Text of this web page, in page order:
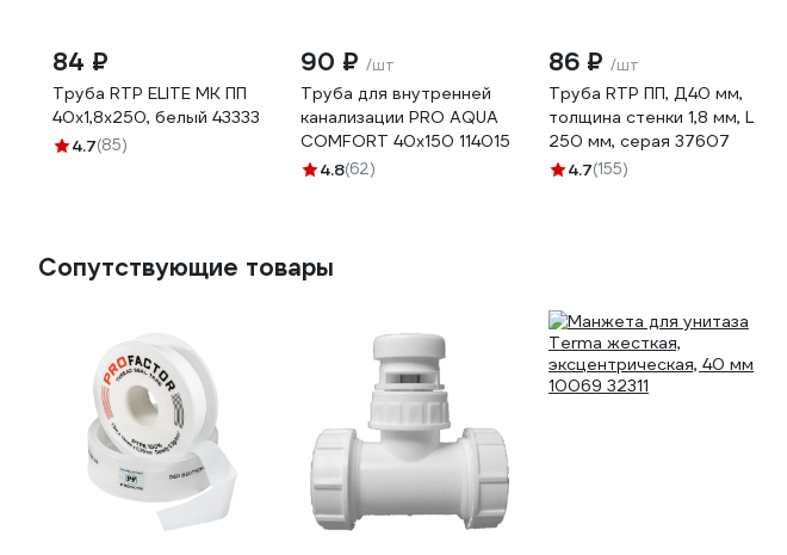
84 ₽
Труба RTP ELITE МК ПП
40x1,8x250, белый 43333
4.7(85)
90 ₽ /шт
Труба для внутренней
канализации PRO AQUA
COMFORT 40x150 114015
4.8(62)
86 ₽ /шт
Труба RTP ПП, Д40 мм,
толщина стенки 1,8 мм, L
250 мм, серая 37607
4.7(155)
Сопутствующие товары